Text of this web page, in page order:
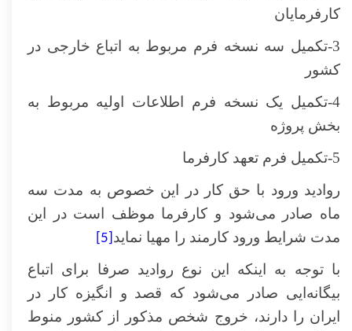
کارفرمایان
3-تکمیل سه نسخه فرم مربوط به اتباع خارجی در
کشور
4-تکمیل یک نسخه فرم اطلاعات اولیه مربوط به
بخش پروژه
5-تکمیل فرم تعهد کارفرما
روادید ورود با حق کار در این خصوص به مدت سه
ماه صادر می‌شود و کارفرما موظف است در این
مدت شرایط ورود کارمند را مهیا نماید
با توجه به اینکه این نوع روادید صرفا برای اتباع
بیگانه‌ایی صادر می‌شود که قصد و انگیزه کار در
ایران را دارند، خروج شخص مذکور از کشور منوط